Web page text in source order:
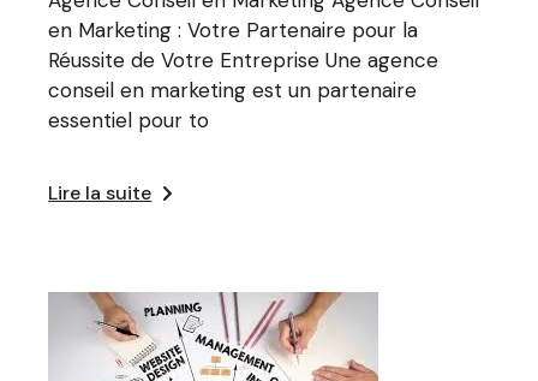
en Marketing : Votre Partenaire pour la
Réussite de Votre Entreprise Une agence
conseil en marketing est un partenaire
essentiel pour to
Lire la suite